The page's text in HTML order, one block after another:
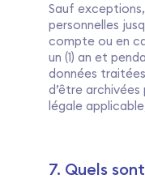
Sauf
personnelles
compte ou en
un (1) an et
données
d’être
légale
7. Quels